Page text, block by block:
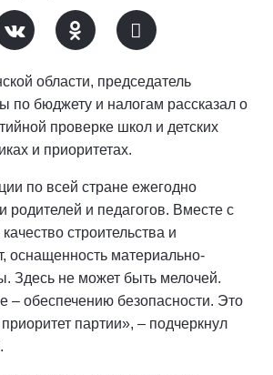
области, председатель
по бюджету и налогам рассказал о
проверке школ и детских
и приоритетах.
по всей стране ежегодно
родителей и педагогов. Вместе с
строительства и
оснащенность материально-
Здесь не может быть мелочей.
– обеспечению безопасности. Это
партии», – подчеркнул